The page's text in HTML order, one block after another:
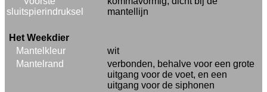
sluitspierindruksel
mantellijn
Het Weekdier
Mantelkleur
wit
Mantelrand
verbonden, behalve voor een grote
uitgang voor de voet, en een
uitgang voor de siphonen